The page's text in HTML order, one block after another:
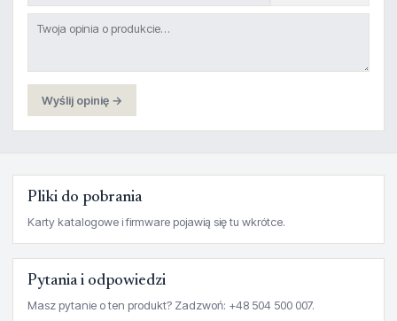
Wyślij opinię →
Pliki do pobrania
Karty katalogowe i firmware pojawią się tu wkrótce.
Pytania i odpowiedzi
Masz pytanie o ten produkt? Zadzwoń: +48 504 500 007.